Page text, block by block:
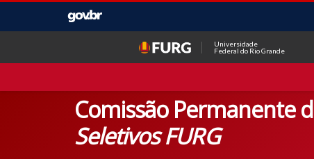
Universidade
Federal do Rio Grande
Comissão Permanente
Seletivos FURG